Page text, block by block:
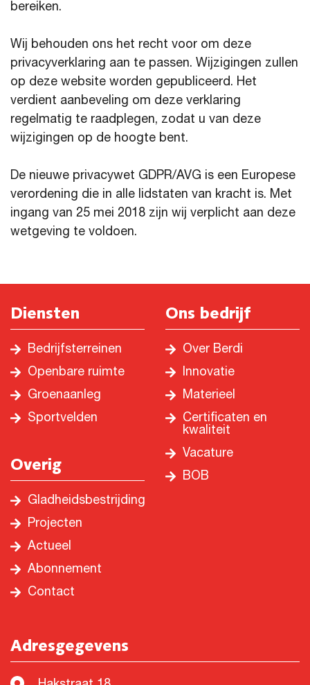
bereiken.
Wij behouden ons het recht voor om deze
privacyverklaring aan te passen. Wijzigingen zullen
op deze website worden gepubliceerd. Het
verdient aanbeveling om deze verklaring
regelmatig te raadplegen, zodat u van deze
wijzigingen op de hoogte bent.
De nieuwe privacywet GDPR/AVG is een Europese
verordening die in alle lidstaten van kracht is. Met
ingang van 25 mei 2018 zijn wij verplicht aan deze
wetgeving te voldoen.
Diensten
Bedrijfsterreinen
Openbare ruimte
Groenaanleg
Sportvelden
Ons bedrijf
Over Berdi
Innovatie
Materieel
Certificaten en
kwaliteit
Vacature
BOB
Overig
Gladheidsbestrijding
Projecten
Actueel
Abonnement
Contact
Adresgegevens